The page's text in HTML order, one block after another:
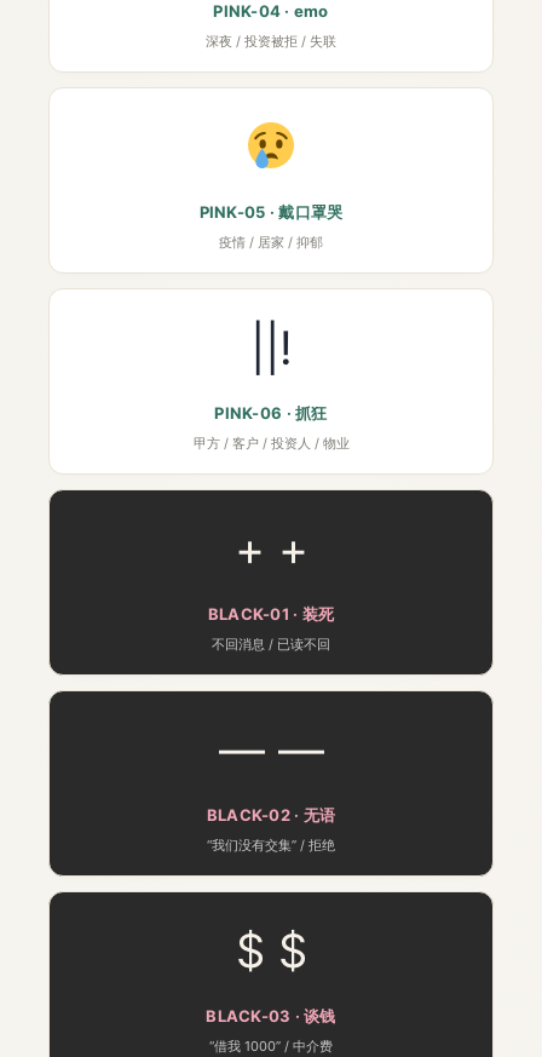
PINK-04 · emo
深夜 / 投资被拒 / 失联
PINK-05 · 戴口罩哭
疫情 / 居家 / 抑郁
||!
PINK-06 · 抓狂
甲方 / 客户 / 投资人 / 物业
+ +
BLACK-01 · 装死
不回消息 / 已读不回
— —
BLACK-02 · 无语
“我们没有交集” / 拒绝
$ $
BLACK-03 · 谈钱
“借我 1000” / 中介费